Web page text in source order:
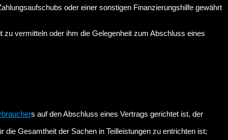
oder einer sonstigen Finanzierungshilfe gewährt
zu vermitteln oder ihm die Gelegenheit zum Abschluss eines
s auf den Abschluss eines Vertrags gerichtet ist, der
Gesamtheit der Sachen in Teilleistungen zu entrichten ist;